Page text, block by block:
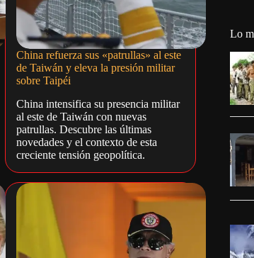
China refuerza sus «patrullas» al este
de Taiwán y eleva la presión militar
sobre Taipéi
China intensifica su presencia militar
al este de Taiwán con nuevas
patrullas. Descubre las últimas
novedades y el contexto de esta
creciente tensión geopolítica.
Lo